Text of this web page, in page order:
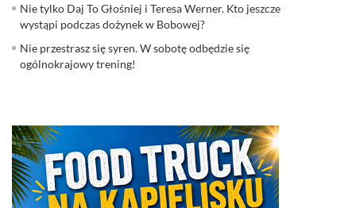
Nie tylko Daj To Głośniej i Teresa Werner. Kto jeszcze
wystąpi podczas dożynek w Bobowej?
Nie przestrasz się syren. W sobotę odbędzie się
ogólnokrajowy trening!